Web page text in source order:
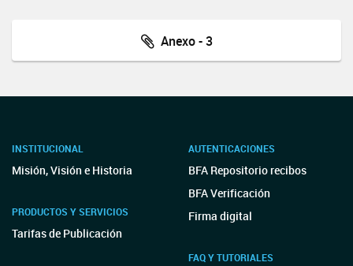
Anexo - 3
INSTITUCIONAL
Misión, Visión e Historia
PRODUCTOS Y SERVICIOS
Tarifas de Publicación
AUTENTICACIONES
BFA Repositorio recibos
BFA Verificación
Firma digital
FAQ Y TUTORIALES